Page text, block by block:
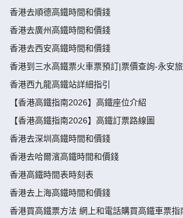
香港去順德高鐵時間和價錢
香港去廣州高鐵時間和價錢
香港去西安高鐵時間和價錢
香港到三水高鐵票火車票預訂|票價查詢-永安
香港西九龍高鐵站詳細指引
【香港高鐵指南2026】高鐵座位介紹
【香港高鐵指南2026】高鐵訂票路線圖
香港去深圳高鐵時間和價錢
香港去哈爾濱高鐵時間和價錢
香港高鐵時間表時刻表
香港去上海高鐵時間和價錢
香港買高鐵票方法 網上和電話購買高鐵車票指